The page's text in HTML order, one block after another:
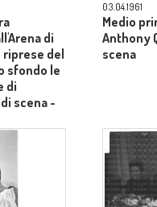
di
riprese del
sfondo le
di
scena -
03.04.1961
Medio
Anthony
scena